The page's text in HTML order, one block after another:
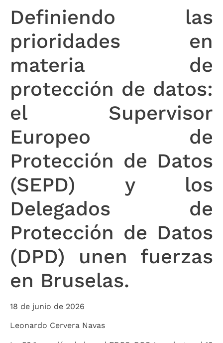
Definiendo las
prioridades en
materia de
protección de datos:
el Supervisor
Europeo de
Protección de Datos
(SEPD) y los
Delegados de
Protección de Datos
(DPD) unen fuerzas
en Bruselas.
18 de junio de 2026
Leonardo Cervera Navas